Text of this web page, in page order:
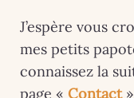
J’espère vous
mes petits
connaissez la
page « Contact